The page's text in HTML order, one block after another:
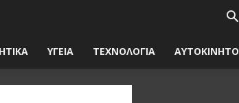
ΥΓΕΙΑ ΤΕΧΝΟΛΟΓΙΑ ΑΥΤΟΚΙΝΗΤΟ